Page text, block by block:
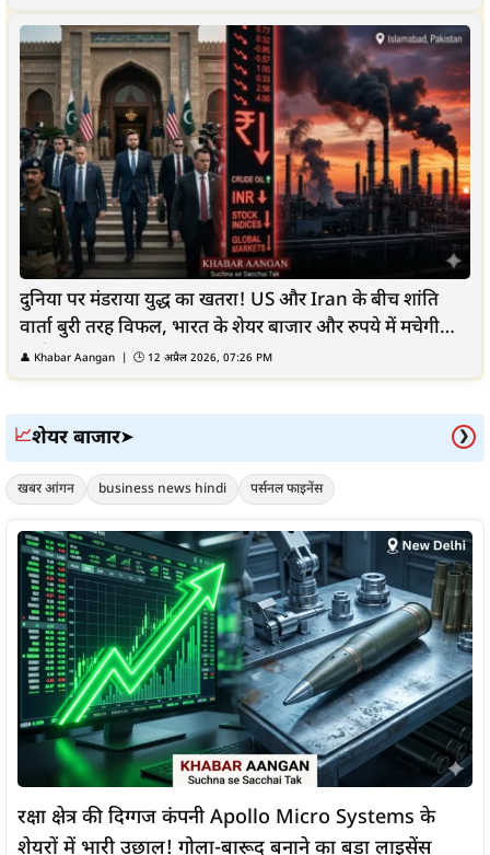
दुनिया पर मंडराया युद्ध का खतरा! US और Iran के बीच शांति
वार्ता बुरी तरह विफल, भारत के शेयर बाजार और रुपये में मचेगी
भारी...
👤 Khabar Aangan | 🕒 12 अप्रैल 2026, 07:26 PM
📈शेयर बाजार➤ ❯
खबर आंगन business news hindi पर्सनल फाइनेंस
रक्षा क्षेत्र की दिग्गज कंपनी Apollo Micro Systems के
शेयरों में भारी उछाल! गोला-बारूद बनाने का बड़ा लाइसेंस